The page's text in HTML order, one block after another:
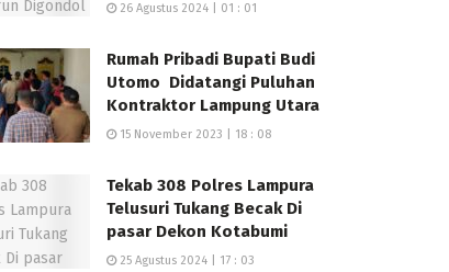
26 Agustus 2024 | 01 : 01
Rumah Pribadi Bupati Budi
Utomo Didatangi Puluhan
Kontraktor Lampung Utara
15 November 2023 | 18 : 08
Tekab 308 Polres Lampura
Telusuri Tukang Becak Di
pasar Dekon Kotabumi
25 Agustus 2024 | 17 : 03